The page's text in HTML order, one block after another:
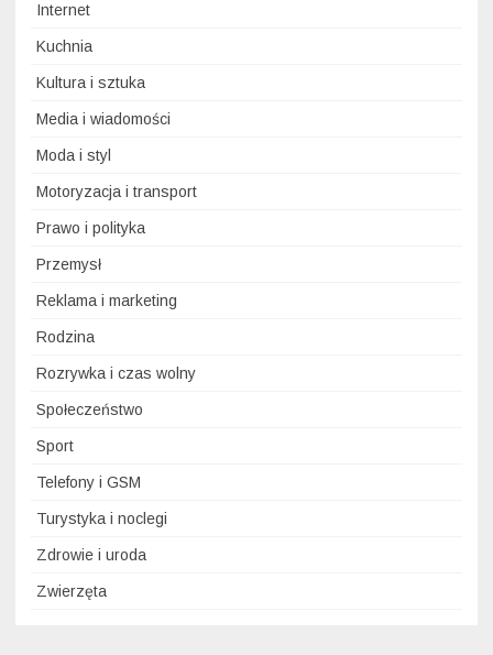
Internet
Kuchnia
Kultura i sztuka
Media i wiadomości
Moda i styl
Motoryzacja i transport
Prawo i polityka
Przemysł
Reklama i marketing
Rodzina
Rozrywka i czas wolny
Społeczeństwo
Sport
Telefony i GSM
Turystyka i noclegi
Zdrowie i uroda
Zwierzęta